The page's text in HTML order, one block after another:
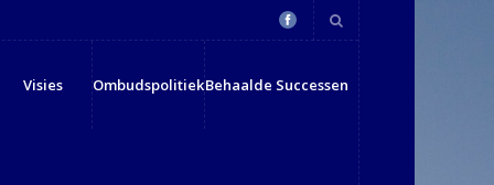
Visies OmbudspolitiekBehaalde Successen